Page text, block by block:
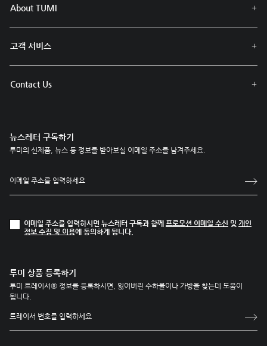
About TUMI
고객 서비스
Contact Us
뉴스레터 구독하기
투미의 신제품, 뉴스 등 정보를 받아보실 이메일 주소를 남겨주세요.
이메일 주소를 입력하시면 뉴스레터 구독과 함께 프로모션 이메일 수신 및 개인
정보 수집 및 이용에 동의하게 됩니다.
투미 상품 등록하기
투미 트레이서® 정보를 등록하시면, 잃어버린 수하물이나 가방을 찾는데 도움이
됩니다.